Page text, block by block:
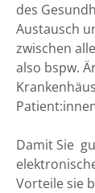
des
Austausch
zwischen
also bspw.
Damit Sie
Vorteile sie